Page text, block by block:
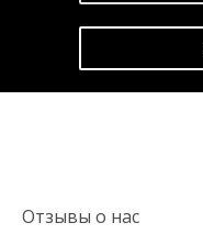
Отзывы о нас